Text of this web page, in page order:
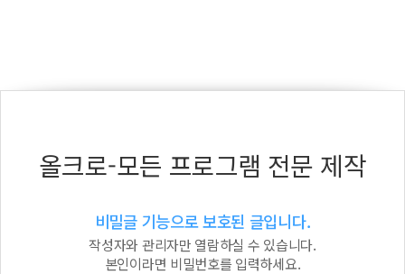
올크로-모든 프로그램 전문 제작
비밀글 기능으로 보호된 글입니다.
작성자와 관리자만 열람하실 수 있습니다.
본인이라면 비밀번호를 입력하세요.